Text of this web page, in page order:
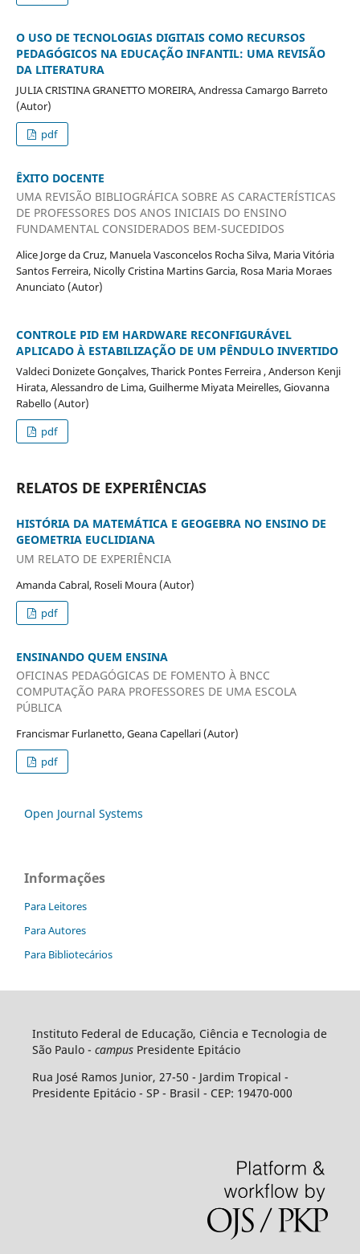
O USO DE TECNOLOGIAS DIGITAIS COMO RECURSOS
PEDAGÓGICOS NA EDUCAÇÃO INFANTIL: UMA REVISÃO
DA LITERATURA
JULIA CRISTINA GRANETTO MOREIRA, Andressa Camargo Barreto
(Autor)
pdf
ÊXITO DOCENTE
UMA REVISÃO BIBLIOGRÁFICA SOBRE AS CARACTERÍSTICAS
DE PROFESSORES DOS ANOS INICIAIS DO ENSINO
FUNDAMENTAL CONSIDERADOS BEM-SUCEDIDOS
Alice Jorge da Cruz, Manuela Vasconcelos Rocha Silva, Maria Vitória
Santos Ferreira, Nicolly Cristina Martins Garcia, Rosa Maria Moraes
Anunciato (Autor)
CONTROLE PID EM HARDWARE RECONFIGURÁVEL
APLICADO À ESTABILIZAÇÃO DE UM PÊNDULO INVERTIDO
Valdeci Donizete Gonçalves, Tharick Pontes Ferreira , Anderson Kenji
Hirata, Alessandro de Lima, Guilherme Miyata Meirelles, Giovanna
Rabello (Autor)
pdf
RELATOS DE EXPERIÊNCIAS
HISTÓRIA DA MATEMÁTICA E GEOGEBRA NO ENSINO DE
GEOMETRIA EUCLIDIANA
UM RELATO DE EXPERIÊNCIA
Amanda Cabral, Roseli Moura (Autor)
pdf
ENSINANDO QUEM ENSINA
OFICINAS PEDAGÓGICAS DE FOMENTO À BNCC
COMPUTAÇÃO PARA PROFESSORES DE UMA ESCOLA
PÚBLICA
Francismar Furlanetto, Geana Capellari (Autor)
pdf
Open Journal Systems
Informações
Para Leitores
Para Autores
Para Bibliotecários
Instituto Federal de Educação, Ciência e Tecnologia de
São Paulo - campusPresidente Epitácio
Rua José Ramos Junior, 27-50 - Jardim Tropical -
Presidente Epitácio - SP - Brasil - CEP: 19470-000